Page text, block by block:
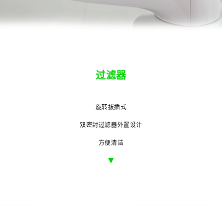
过滤器
旋转拔插式
双密封过滤器外置设计
方便清洁
▼